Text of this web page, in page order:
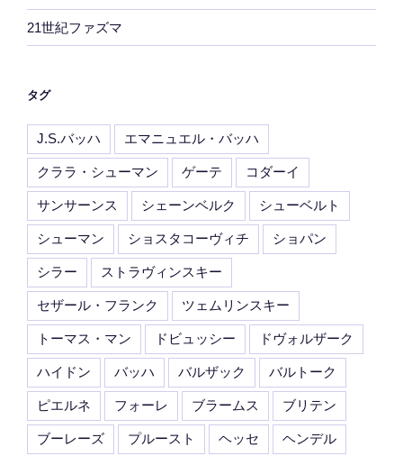
21世紀ファズマ
タグ
J.S.バッハ エマニュエル・バッハ
クララ・シューマン ゲーテ コダーイ
サンサーンス シェーンベルク シューベルト
シューマン ショスタコーヴィチ ショパン
シラー ストラヴィンスキー
セザール・フランク ツェムリンスキー
トーマス・マン ドビュッシー ドヴォルザーク
ハイドン バッハ バルザック バルトーク
ピエルネ フォーレ ブラームス ブリテン
ブーレーズ プルースト ヘッセ ヘンデル